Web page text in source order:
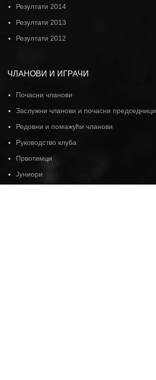
Резултати 2014
Резултати 2013
Резултати 2012
ЧЛАНОВИ И ИГРАЧИ
Почасни чланови
Заслужни чланови и почасни председници
Редовни и помажући чланови
Руководство клуба
Првотимци
Јуниори